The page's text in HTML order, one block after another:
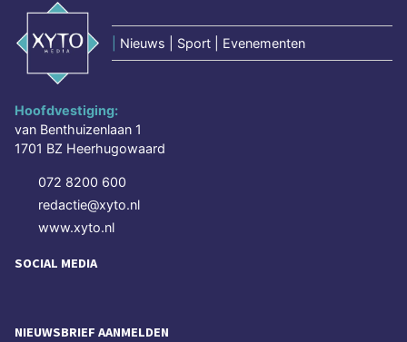
Nieuws | Sport | Evenementen
Hoofdvestiging:
van Benthuizenlaan 1
1701 BZ Heerhugowaard
072 8200 600
redactie@xyto.nl
www.xyto.nl
SOCIAL MEDIA
NIEUWSBRIEF AANMELDEN